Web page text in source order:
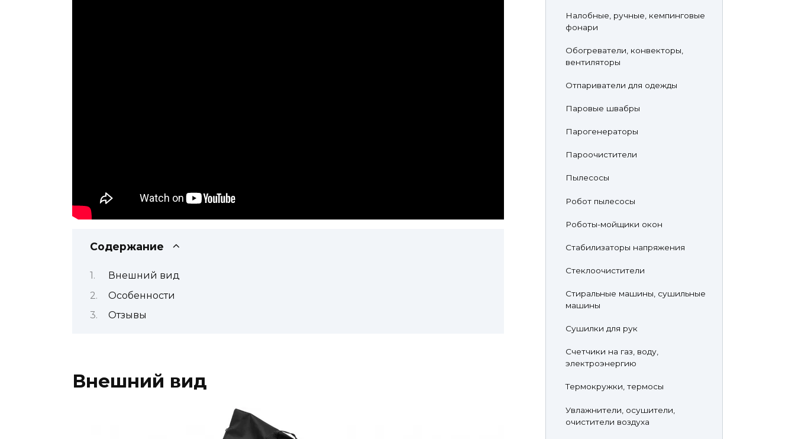
Содержание
Внешний вид
Особенности
Отзывы
Внешний вид
Налобные, ручные, кемпинговые
фонари
Обогреватели, конвекторы,
вентиляторы
Отпариватели для одежды
Паровые швабры
Парогенераторы
Пароочистители
Пылесосы
Робот пылесосы
Роботы-мойщики окон
Стабилизаторы напряжения
Стеклоочистители
Стиральные машины, сушильные
машины
Сушилки для рук
Счетчики на газ, воду,
электроэнергию
Термокружки, термосы
Увлажнители, осушители,
очистители воздуха